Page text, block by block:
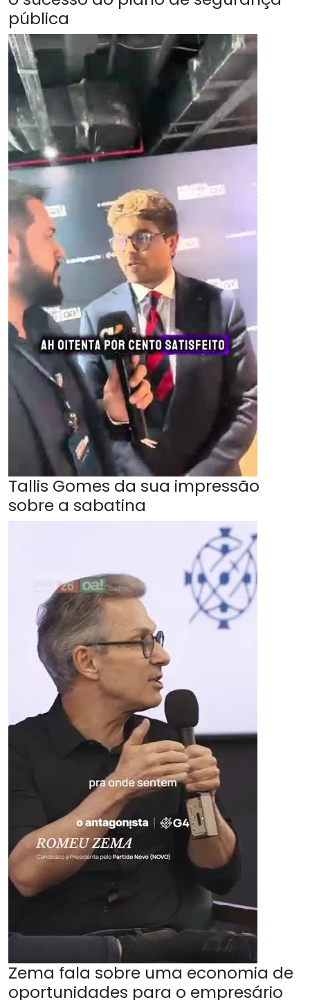
pública
Tallis Gomes da sua impressão
sobre a sabatina
Zema fala sobre uma economia de
oportunidades para o empresário